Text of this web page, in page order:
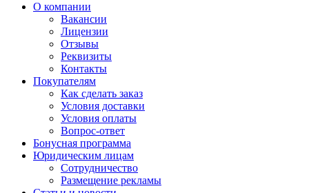
О компании
Вакансии
Лицензии
Отзывы
Реквизиты
Контакты
Покупателям
Как сделать заказ
Условия доставки
Условия оплаты
Вопрос-ответ
Бонусная программа
Юридическим лицам
Сотрудничество
Размещение рекламы